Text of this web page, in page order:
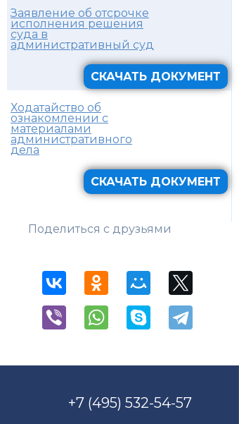
Заявление об отсрочке
исполнения решения
суда в
административный суд
СКАЧАТЬ ДОКУМЕНТ
Ходатайство об
ознакомлении с
материалами
административного
дела
СКАЧАТЬ ДОКУМЕНТ
Поделиться с друзьями
+7 (495) 532-54-57